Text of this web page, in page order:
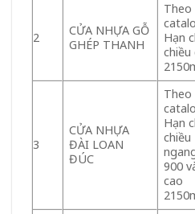
2
CỬA NHỰA GỖ
GHÉP THANH
Theo
Hạn
chiều
3
CỬA NHỰA
ĐÀI LOAN
ĐÚC
Theo
Hạn
chiều
900
cao